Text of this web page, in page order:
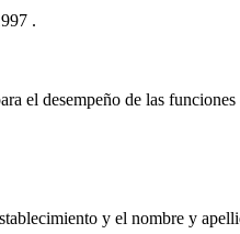
.
el desempeño de las funciones
y el nombre y